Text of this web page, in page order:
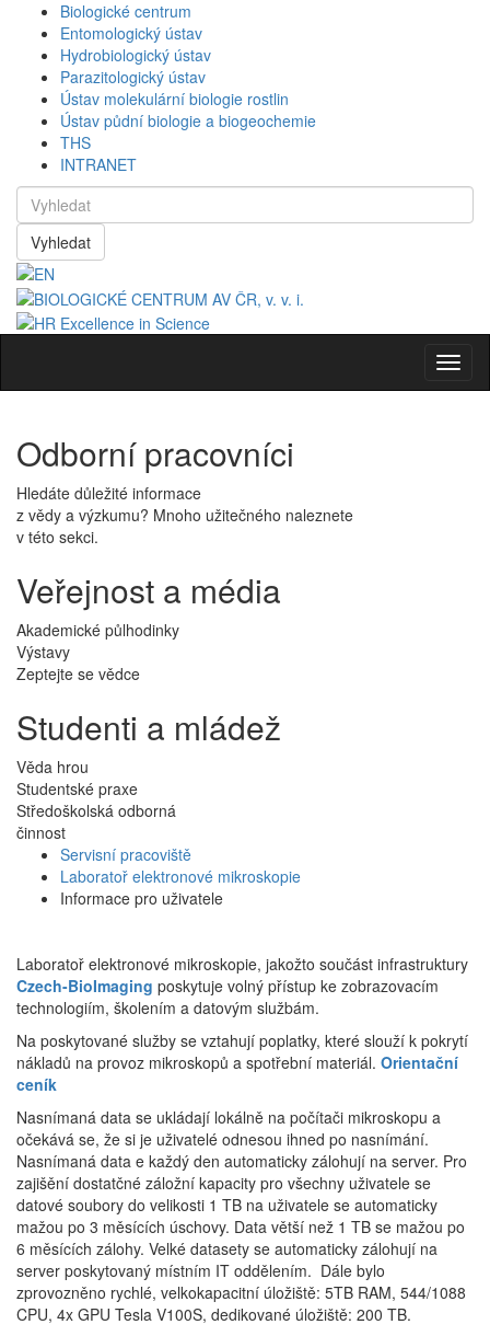
Biologické centrum
Entomologický ústav
Hydrobiologický ústav
Parazitologický ústav
Ústav molekulární biologie rostlin
Ústav půdní biologie a biogeochemie
THS
INTRANET
Vyhledat
Odborní pracovníci
Hledáte důležité informace
z vědy a výzkumu? Mnoho užitečného naleznete
v této sekci.
Veřejnost a média
Akademické půlhodinky
Výstavy
Zeptejte se vědce
Studenti a mládež
Věda hrou
Studentské praxe
Středoškolská odborná
činnost
Servisní pracoviště
Laboratoř elektronové mikroskopie
Informace pro uživatele
Laboratoř elektronové mikroskopie, jakožto součást infrastruktury
Czech-BioImaging poskytuje volný přístup ke zobrazovacím
technologiím, školením a datovým službám.
Na poskytované služby se vztahují poplatky, které slouží k pokrytí
nákladů na provoz mikroskopů a spotřební materiál. Orientační
ceník
Nasnímaná data se ukládají lokálně na počítači mikroskopu a
očekává se, že si je uživatelé odnesou ihned po nasnímání.
Nasnímaná data e každý den automaticky zálohují na server. Pro
zajišění dostatčné záložní kapacity pro všechny uživatele se
datové soubory do velikosti 1 TB na uživatele se automaticky
mažou po 3 měsících úschovy. Data větší než 1 TB se mažou po
6 měsících zálohy. Velké datasety se automaticky zálohují na
server poskytovaný místním IT oddělením. Dále bylo
zprovozněno rychlé, velkokapacitní úložiště: 5TB RAM, 544/1088
CPU, 4x GPU Tesla V100S, dedikované úložiště: 200 TB.